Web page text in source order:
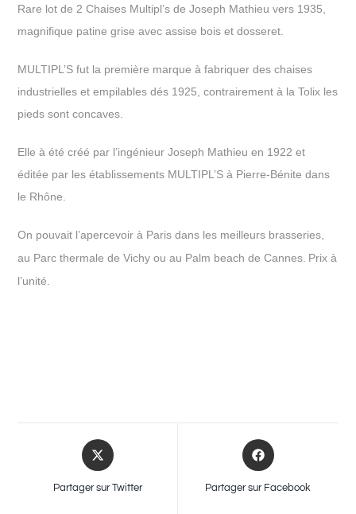
Rare lot de 2 Chaises Multipl’s de Joseph Mathieu vers 1935,
magnifique patine grise avec assise bois et dosseret.
MULTIPL’S fut la première marque à fabriquer des chaises
industrielles et empilables dés 1925, contrairement à la Tolix les
pieds sont concaves.
Elle à été créé par l’ingénieur Joseph Mathieu en 1922 et
éditée par les établissements MULTIPL’S à Pierre-Bénite dans
le Rhône.
On pouvait l’apercevoir à Paris dans les meilleurs brasseries,
au Parc thermale de Vichy ou au Palm beach de Cannes. Prix à
l’unité.
Partager sur Twitter Partager sur Facebook